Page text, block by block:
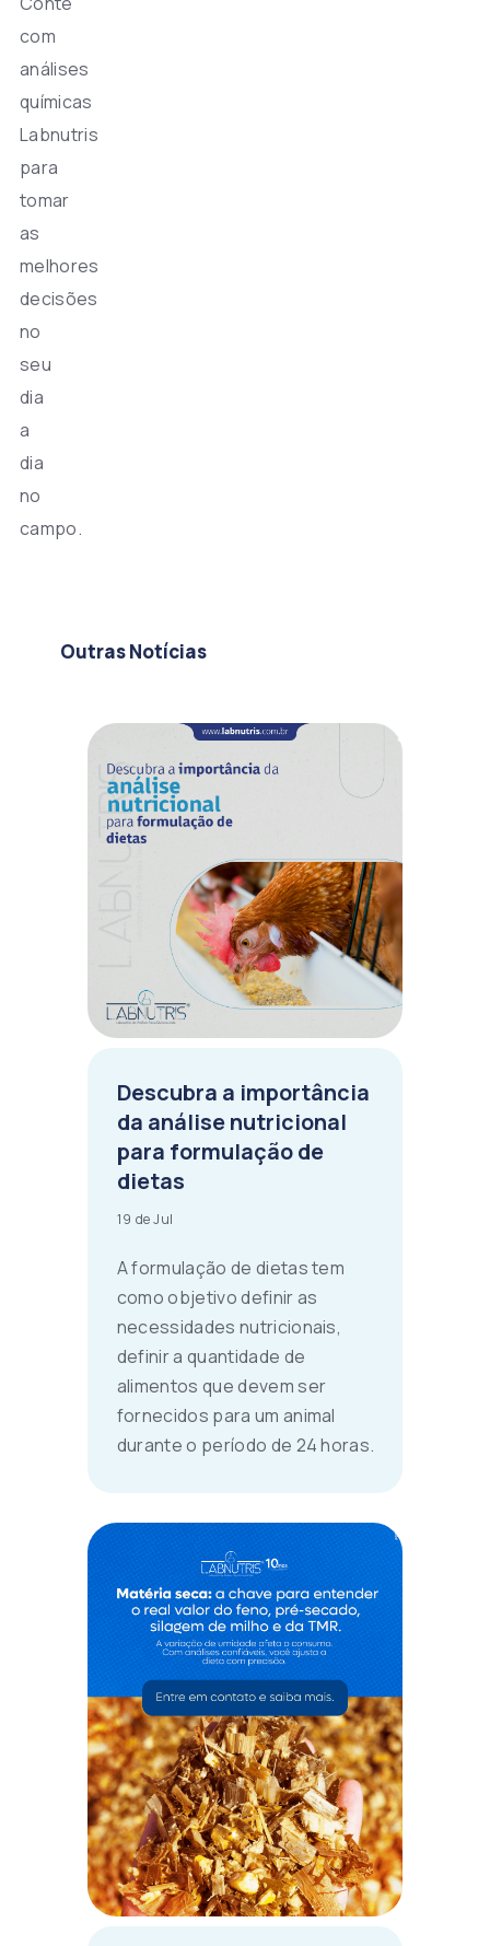
com
análises
químicas
Labnutris
para
tomar
as
melhores
decisões
no
seu
dia
a
dia
no
campo.
Outras Notícias
Descubra a importância
da análise nutricional
para formulação de
dietas
19 de Jul
A formulação de dietas tem
como objetivo definir as
necessidades nutricionais,
definir a quantidade de
alimentos que devem ser
fornecidos para um animal
durante o período de 24 horas.